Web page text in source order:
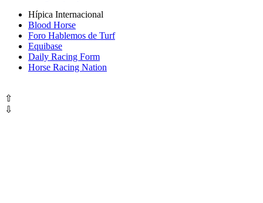
Hípica Internacional
Blood Horse
Foro Hablemos de Turf
Equibase
Daily Racing Form
Horse Racing Nation
⇧
⇩